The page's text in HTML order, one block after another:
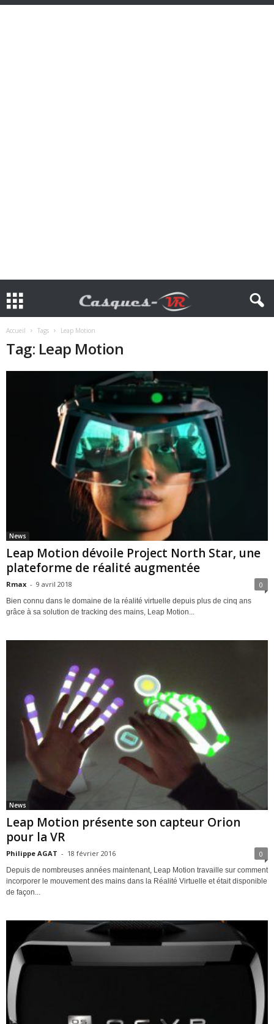
Accueil Tags Leap Motion
Tag: Leap Motion
News
Leap Motion dévoile Project North Star, une
plateforme de réalité augmentée
Rmax - 9 avril 2018 0
Bien connu dans le domaine de la réalité virtuelle depuis plus de cinq ans
grâce à sa solution de tracking des mains, Leap Motion...
News
Leap Motion présente son capteur Orion
pour la VR
Philippe AGAT - 18 février 2016 0
Depuis de nombreuses années maintenant, Leap Motion travaille sur comment
incorporer le mouvement des mains dans la Réalité Virtuelle et était disponible
de façon...